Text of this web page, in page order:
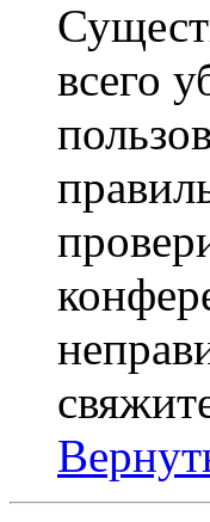
всего